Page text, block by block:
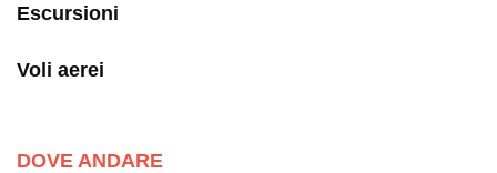
Escursioni
Voli aerei
DOVE ANDARE